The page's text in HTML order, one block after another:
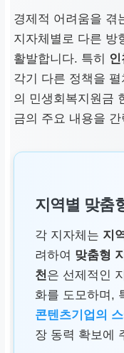
경제적 어려움을 겪
지자체별로 다른 방
활발합니다. 특히 인
각기 다른 정책을
의 민생회복지원금
금의 주요 내용을
지역별 맞춤
각 지자체는 지
려하여 맞춤형
천 은 선제적인
화를 도모하며,
콘텐츠기업의
장 동력 확보에